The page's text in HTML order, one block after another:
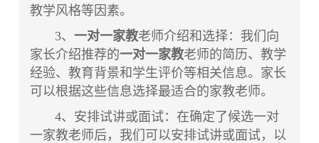
教学风格等因素。
3、一对一家教老师介绍和选择：我们向
家长介绍推荐的一对一家教老师的简历、教学
经验、教育背景和学生评价等相关信息。家长
可以根据这些信息选择最适合的家教老师。
4、安排试讲或面试：在确定了候选一对
一家教老师后，我们可以安排试讲或面试，以